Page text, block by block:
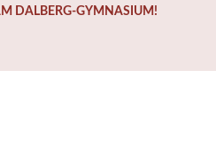
DALBERG-GYMNASIUM!